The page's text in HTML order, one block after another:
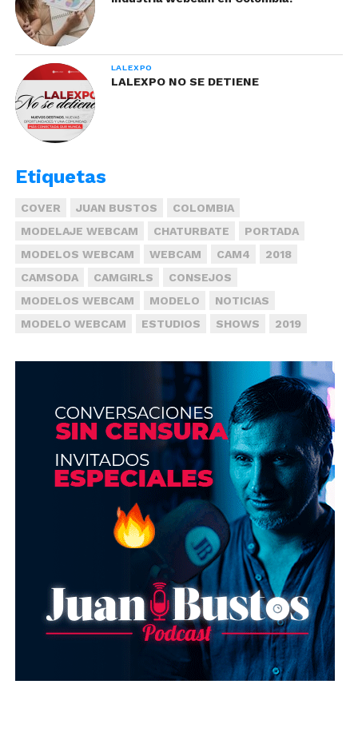
LALEXPO
LALEXPO NO SE DETIENE
Etiquetas
COVER JUAN BUSTOS
COLOMBIA
MODELAJE WEBCAM
CHATURBATE
PORTADA
MODELOS WEBCAM
WEBCAM CAM4
2018
CAMSODA
CAMGIRLS
CONSEJOS
MODELOS WEBCAM
MODELO
NOTICIAS
MODELO WEBCAM
ESTUDIOS SHOWS 2019